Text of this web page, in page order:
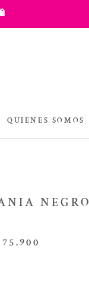
QUIENES SOMOS
NEGRO